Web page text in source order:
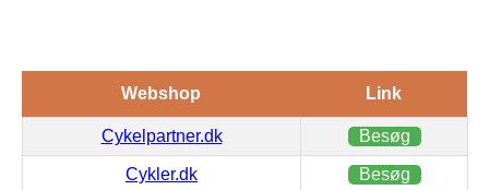
Webshop Link
Cykelpartner.dk Besøg
Cykler.dk Besøg